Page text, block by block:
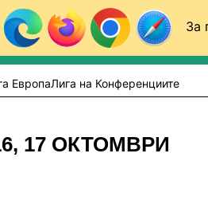
За
Търси в сайта
ВИДЕО ФУТБОЛ
ЕвропаЛига на Конференциите
17 ОКТОМВРИ